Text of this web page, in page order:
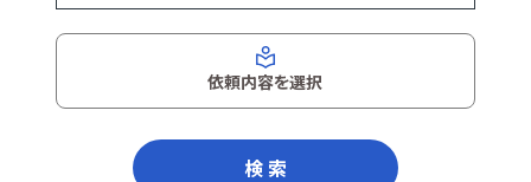
依頼内容を選択
検 索